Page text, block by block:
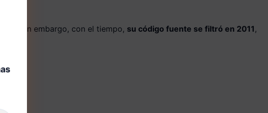
Sin embargo, con el tiempo, su código fuente se filtró en 2011 ,